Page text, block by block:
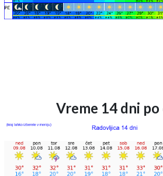
Vreme 14 dni